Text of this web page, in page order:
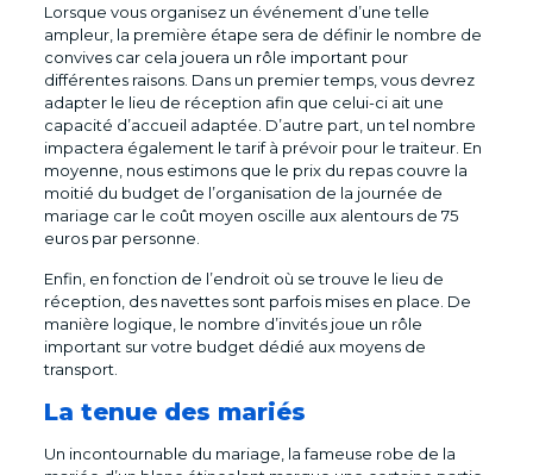
Lorsque vous organisez un événement d’une telle
ampleur, la première étape sera de définir le nombre de
convives car cela jouera un rôle important pour
différentes raisons. Dans un premier temps, vous devrez
adapter le lieu de réception afin que celui-ci ait une
capacité d’accueil adaptée. D’autre part, un tel nombre
impactera également le tarif à prévoir pour le traiteur. En
moyenne, nous estimons que le prix du repas couvre la
moitié du budget de l’organisation de la journée de
mariage car le coût moyen oscille aux alentours de 75
euros par personne.
Enfin, en fonction de l’endroit où se trouve le lieu de
réception, des navettes sont parfois mises en place. De
manière logique, le nombre d’invités joue un rôle
important sur votre budget dédié aux moyens de
transport.
La tenue des mariés
Un incontournable du mariage, la fameuse robe de la